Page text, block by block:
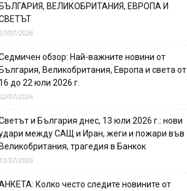
ВЕЛИКОБРИТАНИЯ, ЕВРОПА И
07/2026
обзор: Най-важните новини от
Великобритания, Европа и света от
до 22 юли 2026 г.
07/2026
и България днес, 13 юли 2026 г.: нови
между САЩ и Иран, жеги и пожари във
трагедия в Банкок
07/2026
Колко често следите новините от